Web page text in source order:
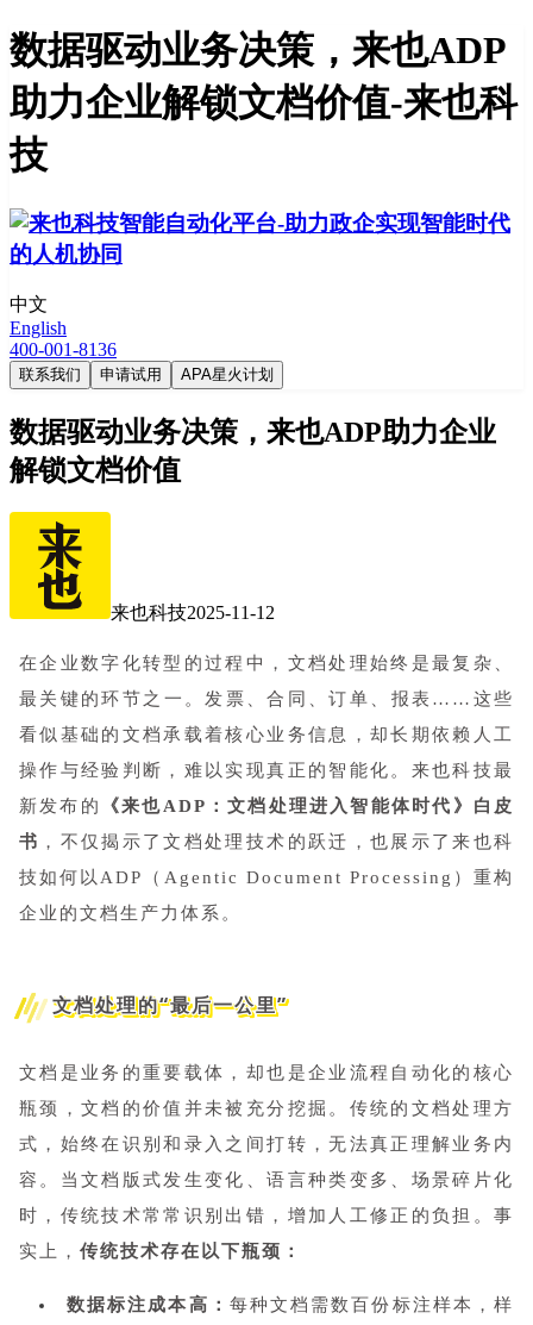
数据驱动业务决策，来也ADP
助力企业解锁文档价值-来也科
技
中文
English
400-001-8136
联系我们 申请试用 APA星火计划
数据驱动业务决策，来也ADP助力企业
解锁文档价值
来也科技2025-11-12
在企业数字化转型的过程中，文档处理始终是最复杂、
最关键的环节之一。发票、合同、订单、报表……这些
看似基础的文档承载着核心业务信息，却长期依赖人工
操作与经验判断，难以实现真正的智能化。来也科技最
新发布的
《来也ADP：文档处理进入智能体时代》白皮
书 ，不仅揭示了文档处理技术的跃迁，也展示了来也科
技如何以ADP（Agentic Document Processing）重构
企业的文档生产力体系。
文档处理的“最后一公里”
文档是业务的重要载体，却也是企业流程自动化的核心
瓶颈，文档的价值并未被充分挖掘。传统的文档处理方
式，始终在识别和录入之间打转，无法真正理解业务内
容。当文档版式发生变化、语言种类变多、场景碎片化
时，传统技术常常识别出错，增加人工修正的负担。事
实上， 传统技术存在以下瓶颈：
数据标注成本高： 每种文档需数百份标注样本，样